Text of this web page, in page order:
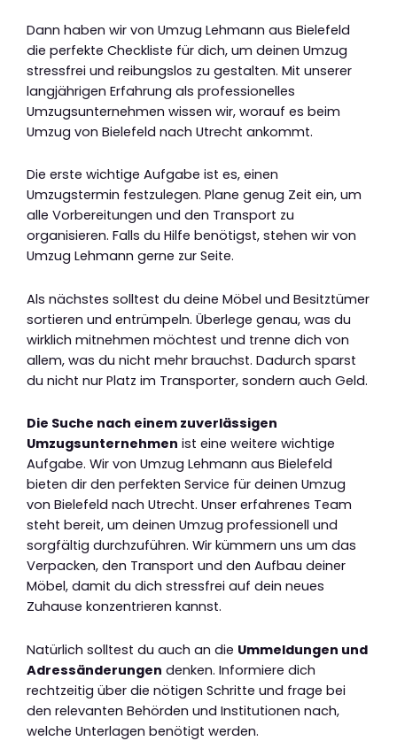
Dann haben wir von Umzug Lehmann aus Bielefeld
die perfekte Checkliste für dich, um deinen Umzug
stressfrei und reibungslos zu gestalten. Mit unserer
langjährigen Erfahrung als professionelles
Umzugsunternehmen wissen wir, worauf es beim
Umzug von Bielefeld nach Utrecht ankommt.
Die erste wichtige Aufgabe ist es, einen
Umzugstermin festzulegen. Plane genug Zeit ein, um
alle Vorbereitungen und den Transport zu
organisieren. Falls du Hilfe benötigst, stehen wir von
Umzug Lehmann gerne zur Seite.
Als nächstes solltest du deine Möbel und Besitztümer
sortieren und entrümpeln. Überlege genau, was du
wirklich mitnehmen möchtest und trenne dich von
allem, was du nicht mehr brauchst. Dadurch sparst
du nicht nur Platz im Transporter, sondern auch Geld.
Die Suche nach einem zuverlässigen
Umzugsunternehmen ist eine weitere wichtige
Aufgabe. Wir von Umzug Lehmann aus Bielefeld
bieten dir den perfekten Service für deinen Umzug
von Bielefeld nach Utrecht. Unser erfahrenes Team
steht bereit, um deinen Umzug professionell und
sorgfältig durchzuführen. Wir kümmern uns um das
Verpacken, den Transport und den Aufbau deiner
Möbel, damit du dich stressfrei auf dein neues
Zuhause konzentrieren kannst.
Natürlich solltest du auch an die Ummeldungen und
Adressänderungen denken. Informiere dich
rechtzeitig über die nötigen Schritte und frage bei
den relevanten Behörden und Institutionen nach,
welche Unterlagen benötigt werden.